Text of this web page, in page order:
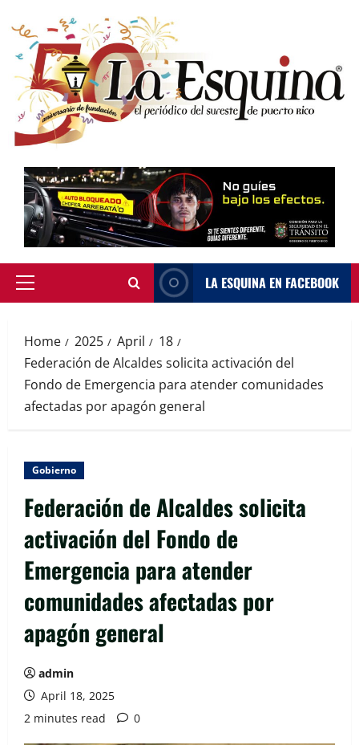
to
content
Primary
LA ESQUINA EN FACEBOOK
Home 2025 April
18
Federación de Alcaldes solicita activación del
Fondo de Emergencia para atender comunidades
afectadas por apagón general
Gobierno
Federación de Alcaldes solicita
activación del Fondo de
Emergencia para atender
comunidades afectadas por
apagón general
admin
April 18, 2025
2 minutes read
0